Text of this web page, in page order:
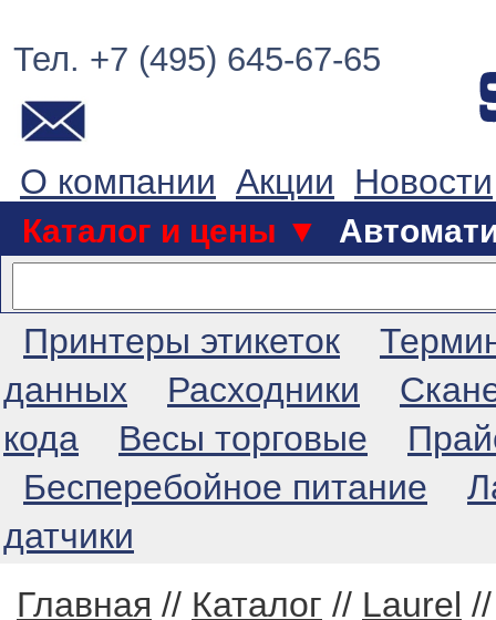
Тел. +7 (495) 645-67-65
О компании Акции Новости
Каталог и цены ▼
Принтеры этикеток
данных
Расходники
кода
Весы торговые
Бесперебойное питание
датчики
Главная // Каталог // Laurel